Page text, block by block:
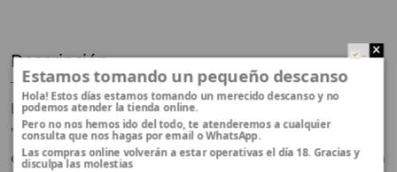
Descripción
El Ankh, o cruz egipcia, es un jeroglífico que significa
"vida", un símbolo muy utilizado en la iconografía
egipcia. Se asociaba como símbolo de renacimiento con
Estamos tomando un pequeño descanso
Hola! Estos días estamos tomando un merecido descanso y no
podemos atender la tienda online.
Pero no nos hemos ido del todo, te atenderemos a cualquier
consulta que nos hagas por email o WhatsApp.
Las compras online volverán a estar operativas el día 18. Gracias y
disculpa las molestias